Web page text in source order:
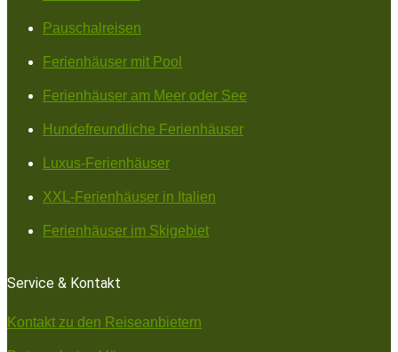
Pauschalreisen
Ferienhäuser mit Pool
Ferienhäuser am Meer oder See
Hundefreundliche Ferienhäuser
Luxus-Ferienhäuser
XXL-Ferienhäuser in Italien
Ferienhäuser im Skigebiet
Service & Kontakt
Kontakt zu den Reiseanbietern